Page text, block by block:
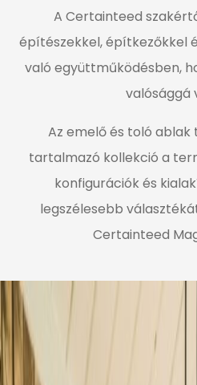
A Certainteed
építészekkel, építkezőkkel
való együttműködésben,
valósággá
Az emelő és toló
tartalmazó kollekció a
konfigurációk és
legszélesebb
Certainteed